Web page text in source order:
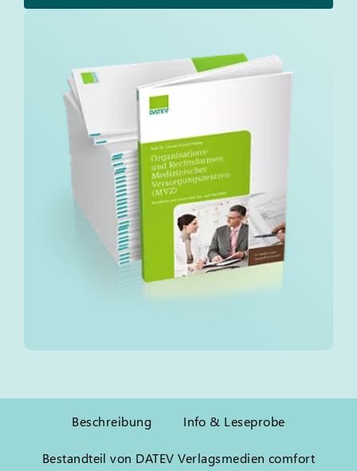
Beschreibung Info & Leseprobe
Bestandteil von DATEV Verlagsmedien comfort